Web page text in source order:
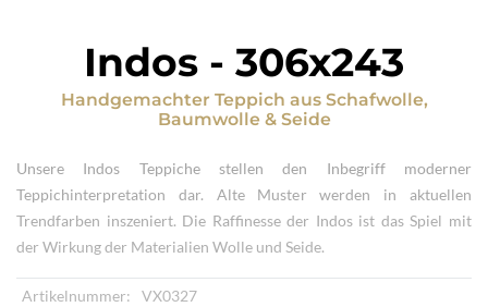
Indos - 306x243
Handgemachter Teppich aus Schafwolle,
Baumwolle & Seide
Unsere Indos Teppiche stellen den Inbegriff moderner
Teppichinterpretation dar. Alte Muster werden in aktuellen
Trendfarben inszeniert. Die Raffinesse der Indos ist das Spiel mit
der Wirkung der Materialien Wolle und Seide.
Artikelnummer:
VX0327